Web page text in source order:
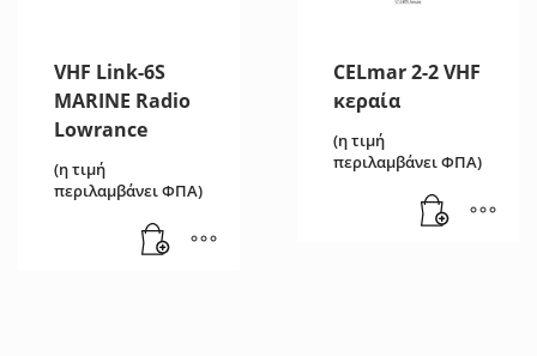
VHF Link-6S
MARINE Radio
Lowrance
(η τιμή
περιλαμβάνει ΦΠΑ)
CELmar 2-2 VHF
κεραία
(η τιμή
περιλαμβάνει ΦΠΑ)